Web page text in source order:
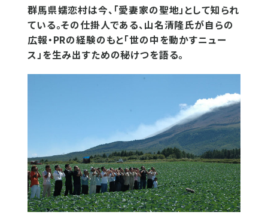
群馬県嬬恋村は今、「愛妻家の聖地」として知られ
ている。その仕掛人である、山名清隆氏が自らの
広報・PRの経験のもと「世の中を動かすニュー
ス」を生み出すための秘けつを語る。